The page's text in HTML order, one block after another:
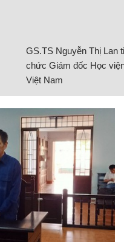
GS.TS Nguyễn Thị Lan
chức Giám đốc Học
Việt Nam